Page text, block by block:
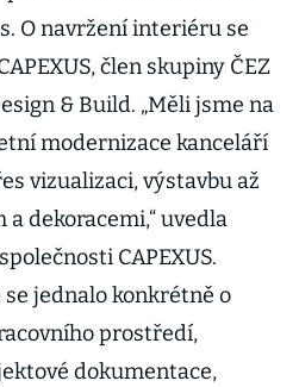
O navržení interiéru se
člen skupiny ČEZ
& Build. „Měli jsme na
modernizace kanceláří
vizualizaci, výstavbu až
dekoracemi,“ uvedla
CAPEXUS.
jednalo konkrétně o
prostředí,
dokumentace,